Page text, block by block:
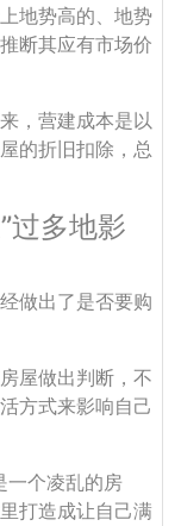
地势高的、地势
断其应有市场价
，营建成本是以
的折旧扣除，总
过多地影
做出了是否要购
屋做出判断，不
方式来影响自己
一个凌乱的房
打造成让自己满